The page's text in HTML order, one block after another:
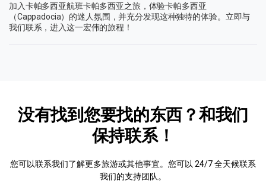
加入卡帕多西亚航班卡帕多西亚之旅，体验卡帕多西亚
（Cappadocia）的迷人氛围，并充分发现这种独特的体验。立即与
我们联系，进入这一宏伟的旅程！
没有找到您要找的东西？和我们
保持联系！
您可以联系我们了解更多旅游或其他事宜。您可以 24/7 全天候联系
我们的支持团队。